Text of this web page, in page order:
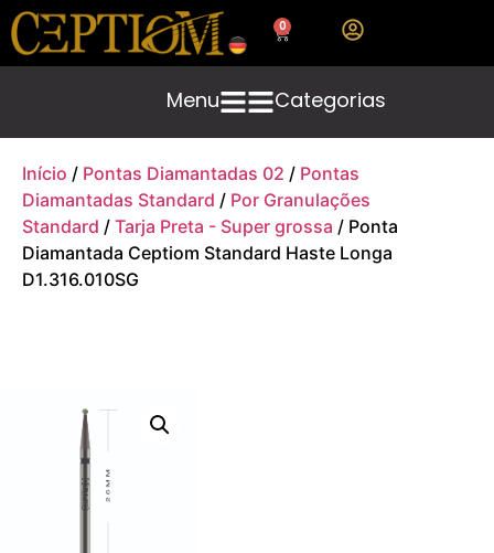
0
Menu Categorias
Início / Pontas Diamantadas 02 / Pontas
Diamantadas Standard / Por Granulações
Standard / Tarja Preta - Super grossa / Ponta
Diamantada Ceptiom Standard Haste Longa
D1.316.010SG